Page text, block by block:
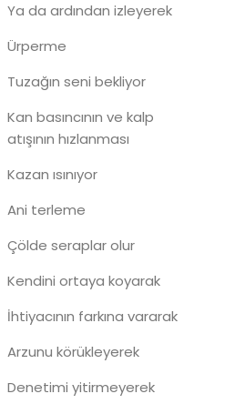
Ya da ardından izleyerek
Ürperme
Tuzağın seni bekliyor
Kan basıncının ve kalp
atışının hızlanması
Kazan ısınıyor
Ani terleme
Çölde seraplar olur
Kendini ortaya koyarak
İhtiyacının farkına vararak
Arzunu körükleyerek
Denetimi yitirmeyerek